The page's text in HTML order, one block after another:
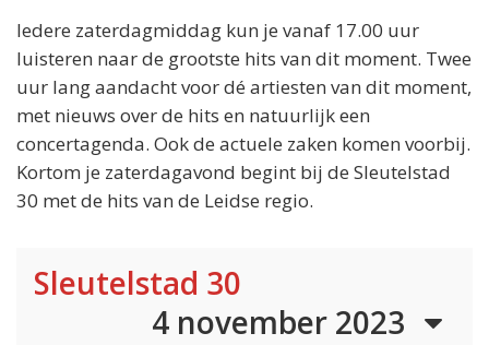
Iedere zaterdagmiddag kun je vanaf 17.00 uur
luisteren naar de grootste hits van dit moment. Twee
uur lang aandacht voor dé artiesten van dit moment,
met nieuws over de hits en natuurlijk een
concertagenda. Ook de actuele zaken komen voorbij.
Kortom je zaterdagavond begint bij de Sleutelstad
30 met de hits van de Leidse regio.
Sleutelstad 30
4 november 2023